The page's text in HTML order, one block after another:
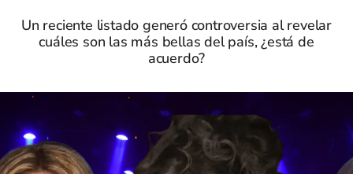
Un reciente listado generó controversia al revelar
cuáles son las más bellas del país, ¿está de
acuerdo?